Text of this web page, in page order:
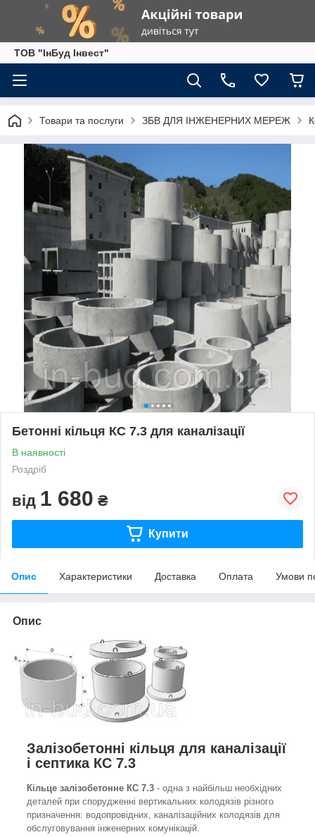
ТОВ "ІнБуд Інвест"
Товари та послуги ЗБВ ДЛЯ ІНЖЕНЕРНИХ МЕРЕЖ
Бетонні кільця КС 7.3 для каналізації
В наявності
Роздріб
від 1 680 ₴
Купити
Опис Характеристики Доставка Оплата Умови
Опис
Залізобетонні кільця для каналізації
і септика КС 7.3
Кільце залізобетонне КС 7.3 - одна з найбільш необхідних
деталей при спорудженні вертикальних колодязів різного
призначення: водопровідних, каналізаційних колодязів для
обслуговування інженерних комунікацій.